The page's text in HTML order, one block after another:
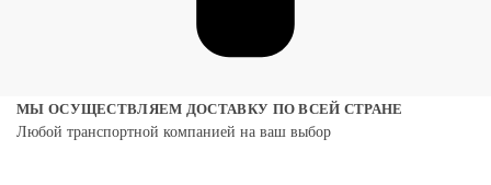
МЫ ОСУЩЕСТВЛЯЕМ ДОСТАВКУ ПО ВСЕЙ СТРАНЕ
Любой транспортной компанией на ваш выбор